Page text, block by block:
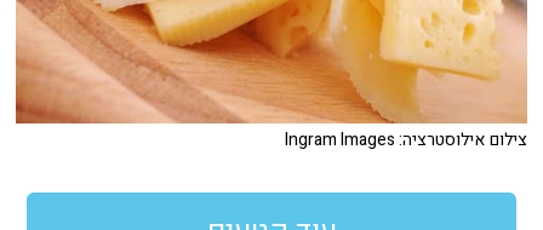
צילום אילוסטרציה: Ingram Images